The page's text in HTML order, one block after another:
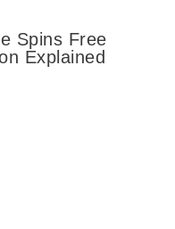
Spins Free
Explained